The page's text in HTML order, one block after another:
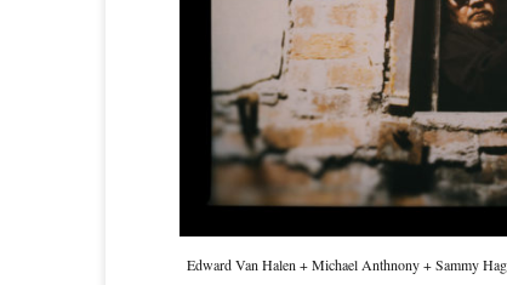
Edward Van Halen + Michael Anthnony + Sammy